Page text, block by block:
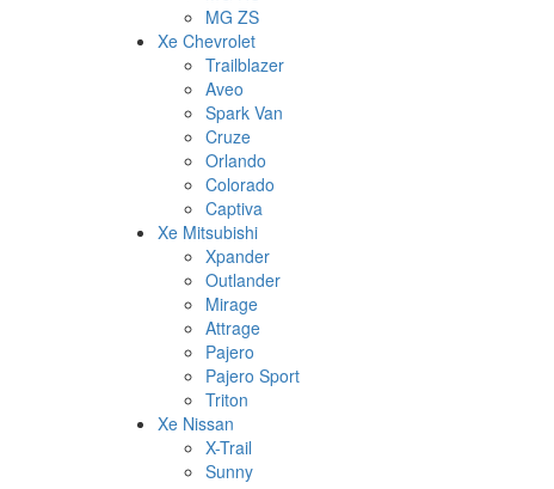
MG ZS
Xe Chevrolet
Trailblazer
Aveo
Spark Van
Cruze
Orlando
Colorado
Captiva
Xe Mitsubishi
Xpander
Outlander
Mirage
Attrage
Pajero
Pajero Sport
Triton
Xe Nissan
X-Trail
Sunny